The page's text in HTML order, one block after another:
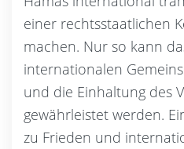
einer rechtsstaatlichen
machen. Nur so kann
internationalen
und die Einhaltung des
gewährleistet werden.
zu Frieden und